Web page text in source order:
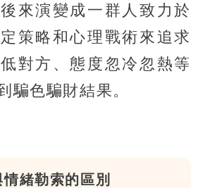
來演變成一群人致力於
策略和心理戰術來追求
對方、態度忽冷忽熱等
騙色騙財結果。
情緒勒索的區別